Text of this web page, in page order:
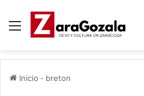
Menú
Inicio - breton